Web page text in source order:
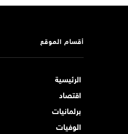
أقسام الموقع
الرئيسية
اقتصاد
برلمانيات
الوفيات